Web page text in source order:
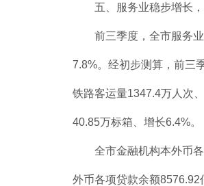
五、服务业稳步增长
前三季度，全市服务
7.8%。经初步测算，前三
铁路客运量1347.4万人次
40.85万标箱、增长6.4%。
全市金融机构本外币
外币各项贷款余额8576.92